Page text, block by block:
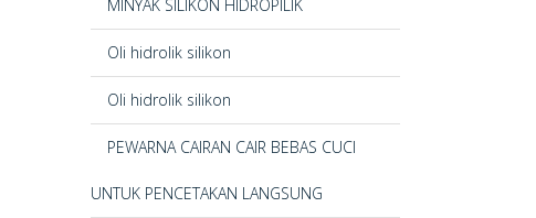
MINYAK SILIKON HIDROPILIK
Oli hidrolik silikon
Oli hidrolik silikon
PEWARNA CAIRAN CAIR BEBAS CUCI
UNTUK PENCETAKAN LANGSUNG